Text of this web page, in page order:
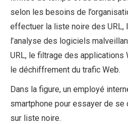
selon les besoins de
effectuer la liste noire des URL,
l’analyse des logiciels
URL, le filtrage des
le déchiffrement du trafic Web.
Dans la figure, un employé
smartphone pour essayer de se
sur liste noire.